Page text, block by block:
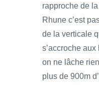
rapproche de
Rhune c’est
de la verticale
s’accroche
on ne lâche
plus de 900m